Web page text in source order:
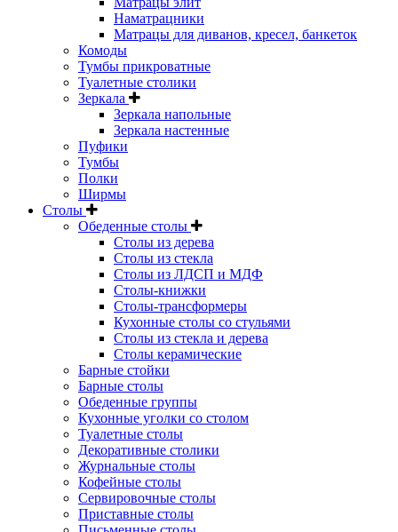
Наматрацники
Матрацы для диванов, кресел, банкеток
Комоды
Тумбы прикроватные
Туалетные столики
Зеркала
Зеркала напольные
Зеркала настенные
Пуфики
Тумбы
Полки
Ширмы
Столы
Обеденные столы
Столы из дерева
Столы из стекла
Столы из ЛДСП и МДФ
Столы-книжки
Столы-трансформеры
Кухонные столы со стульями
Столы из стекла и дерева
Столы керамические
Барные стойки
Барные столы
Обеденные группы
Кухонные уголки со столом
Туалетные столы
Декоративные столики
Журнальные столы
Кофейные столы
Сервировочные столы
Приставные столы